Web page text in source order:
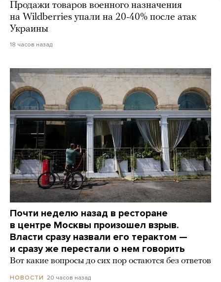
Продажи товаров военного назначения
на Wildberries упали на 20-40% после атак
Украины
18 часов назад
Почти неделю назад в ресторане
в центре Москвы произошел взрыв.
Власти сразу назвали его терактом —
и сразу же перестали о нем говорить
Вот какие вопросы до сих пор остаются без ответов
НОВОСТИ 20 часов назад